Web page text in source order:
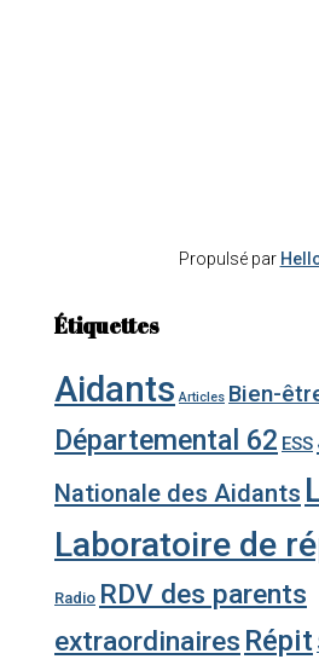
Propulsé par
Étiquettes
Aidants Articles Bien-
Départemental 62 ESS
Nationale des Aidants
Laboratoire de
Radio RDV des parents
extraordinaires Répit